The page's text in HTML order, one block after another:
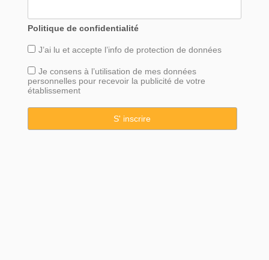
Politique de confidentialité
J’ai lu et accepte l’info de protection de données
Je consens à l’utilisation de mes données
personnelles pour recevoir la publicité de votre
établissement